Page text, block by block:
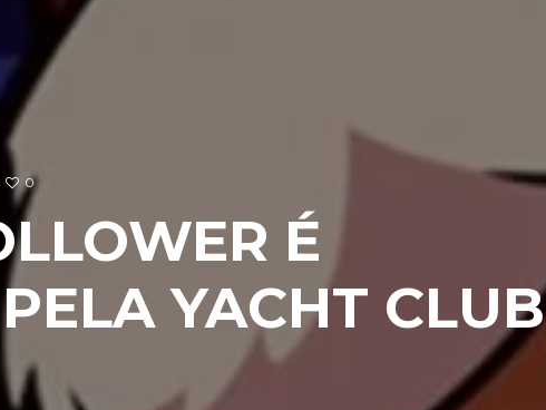
0
É
YACHT CLUB